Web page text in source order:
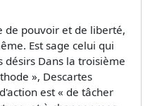
de pouvoir et de liberté,
Est sage celui qui
désirs Dans la troisième
», Descartes
est « de tâcher